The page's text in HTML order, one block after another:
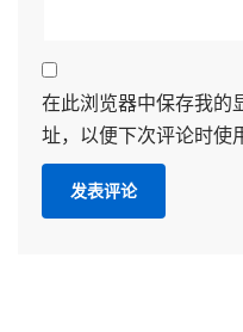
在此浏览器中保存我的
址，以便下次评论时使